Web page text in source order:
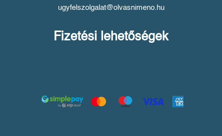
ugyfelszolgalat@olvasnimeno.hu
Fizetési lehetőségek